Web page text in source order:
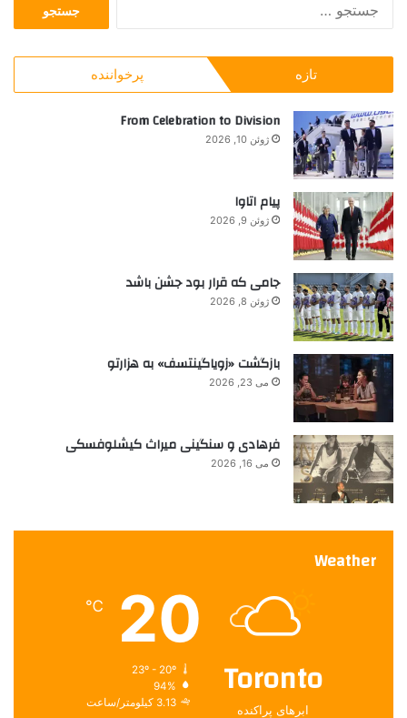
ج
و
ب
تازه پرخواننده
From Celebration to Division
ژوئن 10, 2026
پیام اتاوا
ژوئن 9, 2026
جامی که قرار بود جشن باشد
ژوئن 8, 2026
بازگشت «زویاگینتسف» به هزارتو
می 23, 2026
فرهادی و سنگینی میراث کیشلوفسکی
می 16, 2026
Weather
Toronto
ابرهای پراکنده
20
℃
23º - 20º
94%
3.13 کیلومتر/ساعت